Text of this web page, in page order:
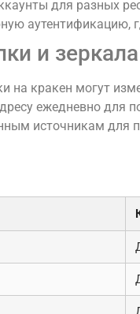
для разных
аутентификацию,
и
на кракен могут
ежедневно для
источникам для